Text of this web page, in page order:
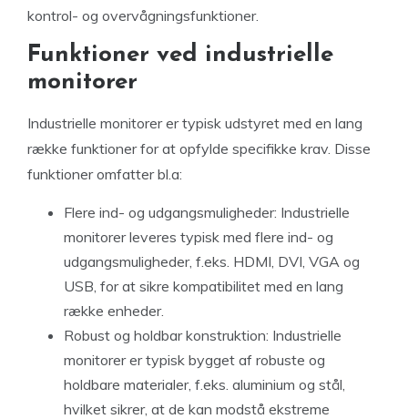
kontrol- og overvågningsfunktioner.
Funktioner ved industrielle
monitorer
Industrielle monitorer er typisk udstyret med en lang
række funktioner for at opfylde specifikke krav. Disse
funktioner omfatter bl.a:
Flere ind- og udgangsmuligheder: Industrielle
monitorer leveres typisk med flere ind- og
udgangsmuligheder, f.eks. HDMI, DVI, VGA og
USB, for at sikre kompatibilitet med en lang
række enheder.
Robust og holdbar konstruktion: Industrielle
monitorer er typisk bygget af robuste og
holdbare materialer, f.eks. aluminium og stål,
hvilket sikrer, at de kan modstå ekstreme